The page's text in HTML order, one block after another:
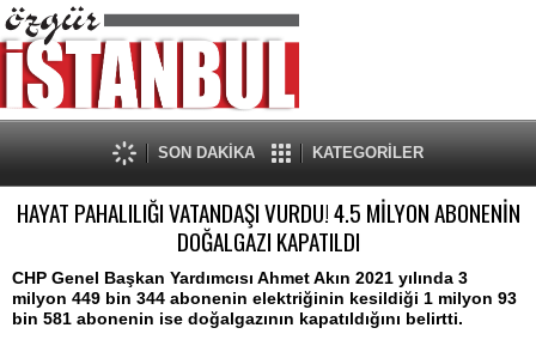
SON DAKİKA KATEGORİLER
HAYAT PAHALILIĞI VATANDAŞI VURDU! 4.5 MİLYON ABONENİN
DOĞALGAZI KAPATILDI
CHP Genel Başkan Yardımcısı Ahmet Akın 2021 yılında 3
milyon 449 bin 344 abonenin elektriğinin kesildiği 1 milyon 93
bin 581 abonenin ise doğalgazının kapatıldığını belirtti.